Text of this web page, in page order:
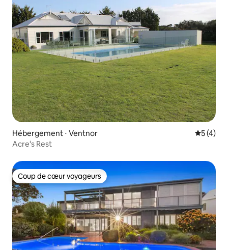
Hébergement ⋅ Ventnor
5 (4)
Acre's Rest
Coup de cœur voyageurs
Coup de cœur voyageurs